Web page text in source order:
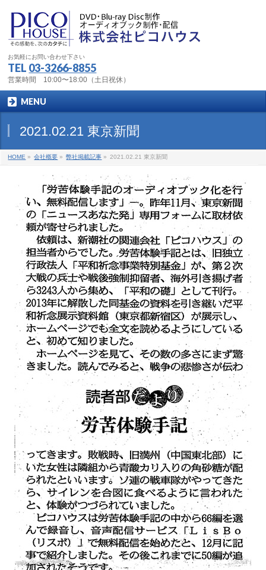
お気軽にお問い合わせ下さい
TEL 03-3266-8855
営業時間 10:00〜18:00（土日祝休）
MENU
2021.02.21 東京新聞
HOME » 会社概要 » 弊社掲載記事 » 2021.02.21 東京新聞